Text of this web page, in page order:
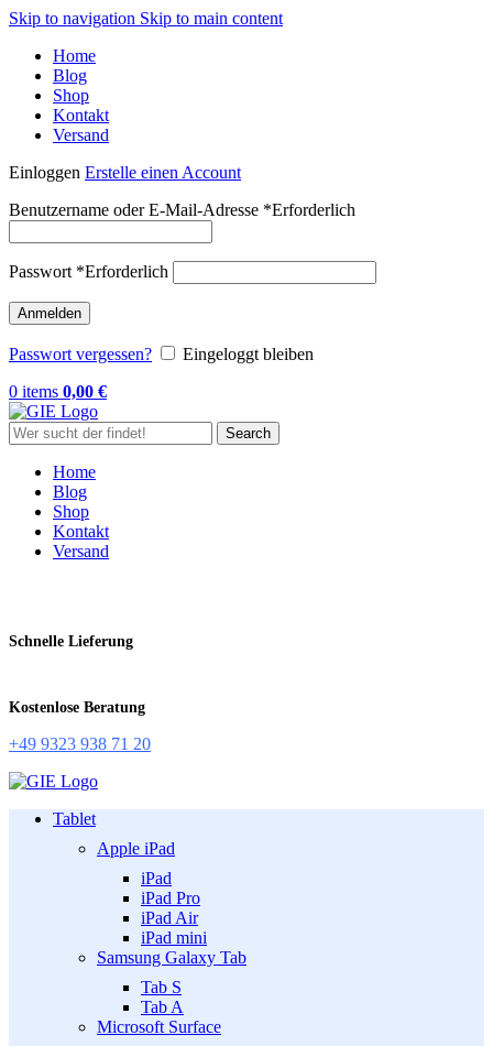
Skip to navigation Skip to main content
Home
Blog
Shop
Kontakt
Versand
Einloggen Erstelle einen Account
Benutzername oder E-Mail-Adresse *Erforderlich
Passwort *Erforderlich
Anmelden
Passwort vergessen?
Eingeloggt bleiben
0 items 0,00 €
Search
Home
Blog
Shop
Kontakt
Versand
Schnelle Lieferung
Kostenlose Beratung
+49 9323 938 71 20
Tablet
Apple iPad
iPad
iPad Pro
iPad Air
iPad mini
Samsung Galaxy Tab
Tab S
Tab A
Microsoft Surface